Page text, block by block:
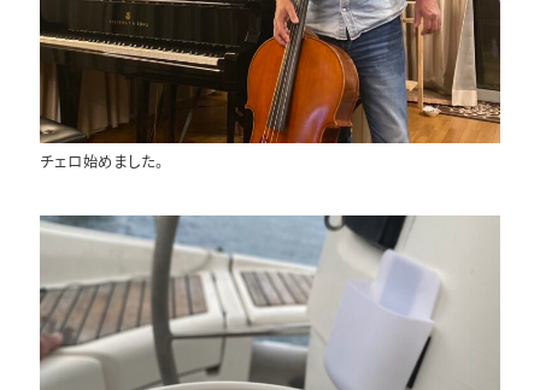
チェロ始めました。